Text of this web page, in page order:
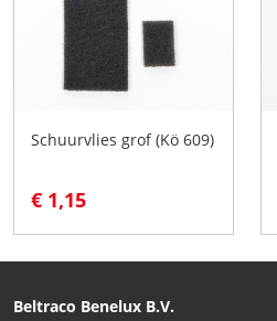
Schuurvlies grof (Kö 609)
€ 1,15
Beltraco Benelux B.V.